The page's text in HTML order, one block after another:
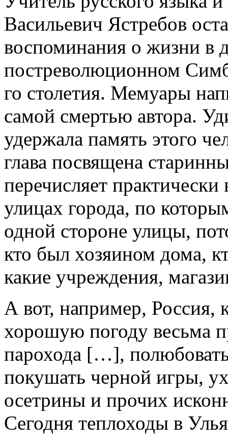
Васильевич Ястребов
воспоминания о жизни в
постреволюционном
го столетия. Мемуары
самой смертью автора.
удержала память этого
глава посвящена
перечисляет
улицах города, по
одной стороне улицы,
кто был хозяином дома,
какие учреждения,
А вот, например,
хорошую погоду весьма
парохода […],
покушать черной игры,
осетрины и прочих
Сегодня теплоходы в